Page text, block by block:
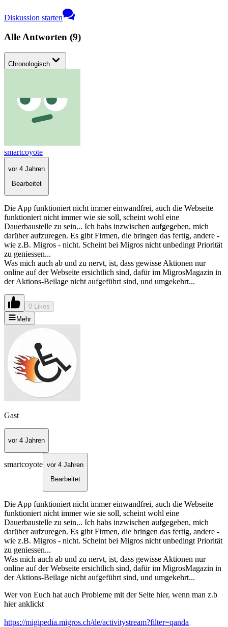
Diskussion starten
Alle Antworten (9)
Chronologisch
smartcoyote
vor 4 Jahren
Bearbeitet
Die App funktioniert nicht immer einwandfrei, auch die Webseite
funktioniert nicht immer wie sie soll, scheint wohl eine
Dauerbaustelle zu sein... Ich habs inzwischen aufgegeben, mich
darüber aufzuregen. Es gibt Firmen, die bringen das fertig, andere -
wie z.B. Migros - nicht. Scheint bei Migros nicht unbedingt Priorität
zu geniessen...
Was mich auch ab und zu nervt, ist, dass gewisse Aktionen nur
online auf der Webseite ersichtlich sind, dafür im MigrosMagazin in
der Aktions-Beilage nicht aufgeführt sind, und umgekehrt...
0 Likes
Mehr
Gast
vor 4 Jahren
smartcoyote vor 4 Jahren
Bearbeitet
Die App funktioniert nicht immer einwandfrei, auch die Webseite
funktioniert nicht immer wie sie soll, scheint wohl eine
Dauerbaustelle zu sein... Ich habs inzwischen aufgegeben, mich
darüber aufzuregen. Es gibt Firmen, die bringen das fertig, andere -
wie z.B. Migros - nicht. Scheint bei Migros nicht unbedingt Priorität
zu geniessen...
Was mich auch ab und zu nervt, ist, dass gewisse Aktionen nur
online auf der Webseite ersichtlich sind, dafür im MigrosMagazin in
der Aktions-Beilage nicht aufgeführt sind, und umgekehrt...
Wer von Euch hat auch Probleme mit der Seite hier, wenn man z.b
hier anklickt
https://migipedia.migros.ch/de/activitystream?filter=qanda